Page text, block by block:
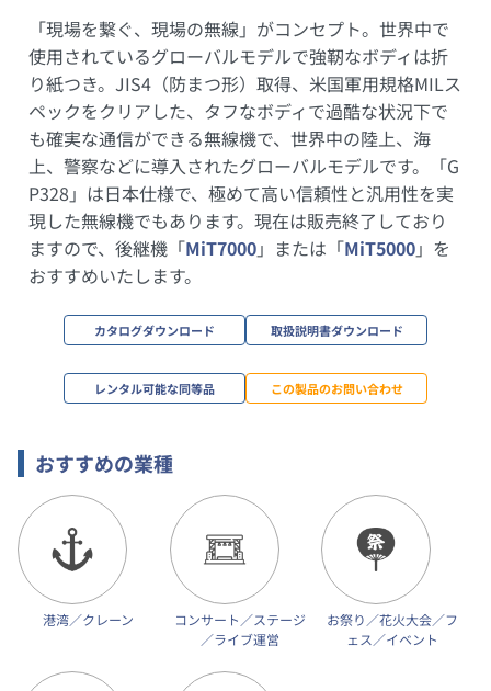
「現場を繋ぐ、現場の無線」がコンセプト。世界中で
使用されているグローバルモデルで強靭なボディは折
り紙つき。JIS4（防まつ形）取得、米国軍用規格MILス
ペックをクリアした、タフなボディで過酷な状況下で
も確実な通信ができる無線機で、世界中の陸上、海
上、警察などに導入されたグローバルモデルです。「G
P328」は日本仕様で、極めて高い信頼性と汎用性を実
現した無線機でもあります。現在は販売終了しており
ますので、後継機「MiT7000」または「MiT5000」を
おすすめいたします。
カタログダウンロード 取扱説明書ダウンロード
レンタル可能な同等品 この製品のお問い合わせ
おすすめの業種
港湾／クレーン
コンサート／ステージ
／ライブ運営
お祭り／花火大会／フ
ェス／イベント